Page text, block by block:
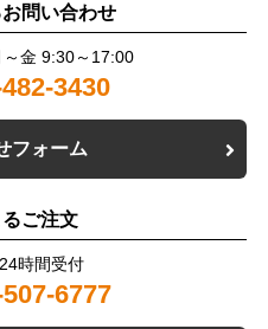
問い合わせ
～金 9:30～17:00
3430
フォーム
ご注文
24時間受付
6777